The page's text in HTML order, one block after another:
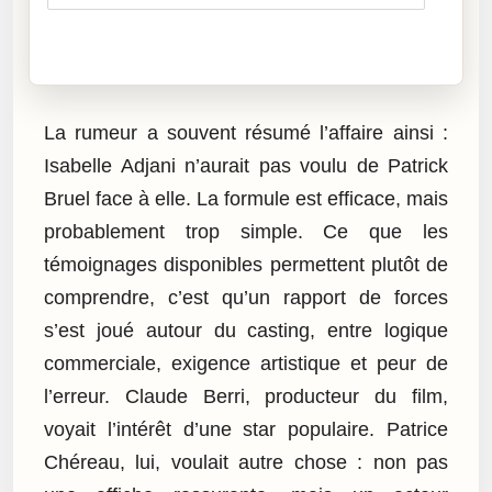
La rumeur a souvent résumé l’affaire ainsi :
Isabelle Adjani n’aurait pas voulu de Patrick
Bruel face à elle. La formule est efficace, mais
probablement trop simple. Ce que les
témoignages disponibles permettent plutôt de
comprendre, c’est qu’un rapport de forces
s’est joué autour du casting, entre logique
commerciale, exigence artistique et peur de
l’erreur. Claude Berri, producteur du film,
voyait l’intérêt d’une star populaire. Patrice
Chéreau, lui, voulait autre chose : non pas